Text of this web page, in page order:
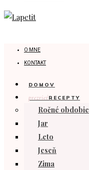
O MNE
KONTAKT
DOMOV
prezrieťRECEPTY
Ročné obdobie
Jar
Leto
Jeseň
Zima